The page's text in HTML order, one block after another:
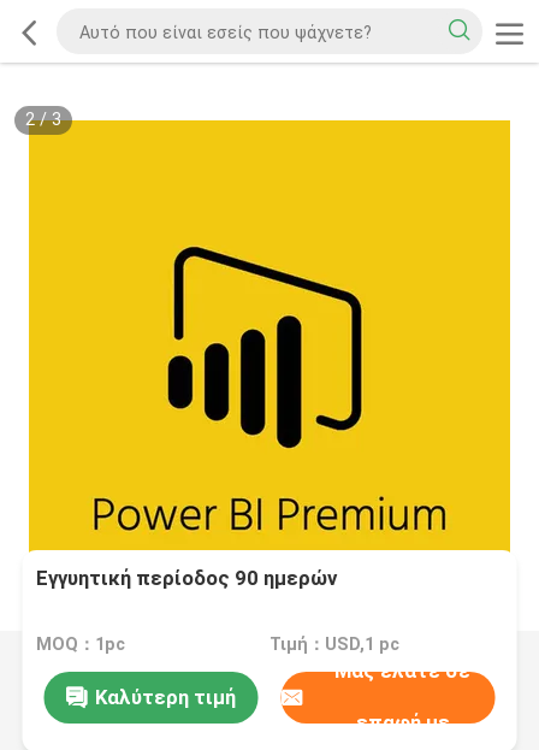
2/3
Εγγυητική περίοδος 90 ημερών
MOQ：1pc Τιμή：USD,1 pc
Καλύτερη τιμή
Μας ελάτε σε
επαφή με